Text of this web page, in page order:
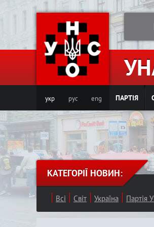
укр рус eng ПАРТІЯ
КАТЕГОРІЇ НОВИН:
Всі Світ Україна Партія